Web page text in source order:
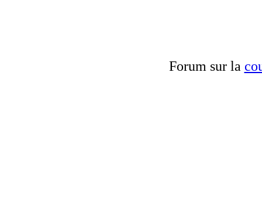
Forum sur la